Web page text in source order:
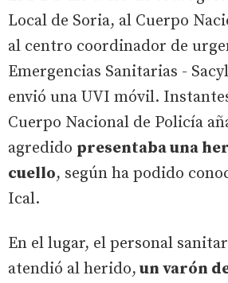
Local de Soria, al Cuerpo
al centro coordinador de
Emergencias Sanitarias -
envió una UVI móvil.
Cuerpo Nacional de Policía
agredido presentaba una
cuello, según ha podido
Ical.
En el lugar, el personal
atendió al herido, un varón